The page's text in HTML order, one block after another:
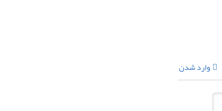
وارد شدن